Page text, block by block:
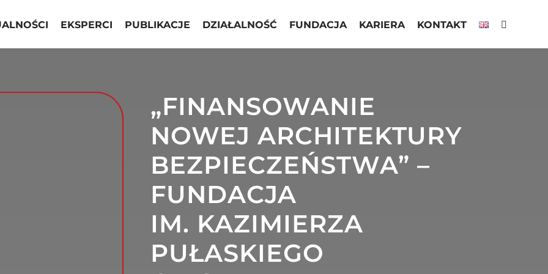
EKSPERCI PUBLIKACJE DZIAŁALNOŚĆ FUNDACJA KARIERA KONTAKT
„FINANSOWANIE
NOWEJ ARCHITEKTURY
BEZPIECZEŃSTWA” –
FUNDACJA
IM. KAZIMIERZA
PUŁASKIEGO